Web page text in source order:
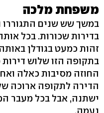
משפחת מלכה
במשך שש שנים
בדירות שכורות. בכל
זהות כמעט בגודלן
בתקופה הזו שלוש
החוזה מסיבות כאלה
הדירה לתקופה ארוכה
ישתנה, אבל בכל מעבר